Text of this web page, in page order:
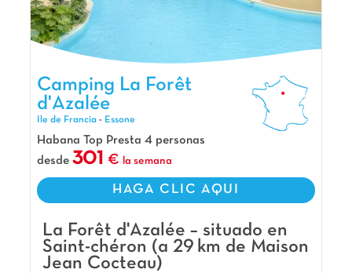
Camping La Forêt d'Azalée, Camping Ile de Francia
Camping La Forêt
d'Azalée
Ile de Francia - Essone
Habana Top Presta 4 personas
desde 301 la semana
HAGA CLIC AQUI
La Forêt d'Azalée – situado en
Saint-chéron (a 29 km de Maison
Jean Cocteau)